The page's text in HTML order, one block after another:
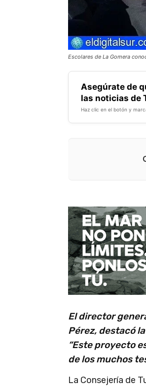
Escolares de La Gomera
Asegúrate de
las noticias de
Haz clic en el botón y
El director
Pérez, destacó
“Este proyecto
de los muchos
La Consejería de